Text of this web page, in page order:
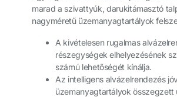
marad a szivattyúk, darukitámasztó
nagyméretű üzemanyagtartályok
A kivételesen rugalmas
részegységek elhelyezésének
számú lehetőségét kínálja.
Az intelligens alvázelrendezés
üzemanyagtartályok összegzett